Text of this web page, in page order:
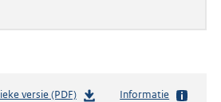
versie (PDF)b
Informatie